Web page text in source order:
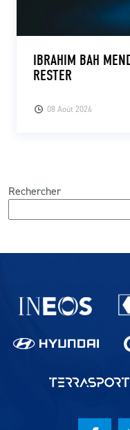
08 Août 2026
IBRAHIM BAH
RESTER
Rechercher
Partenaires du lausanne-